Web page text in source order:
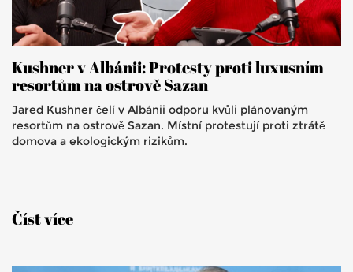
Kushner v Albánii: Protesty proti luxusním
resortům na ostrově Sazan
Jared Kushner čelí v Albánii odporu kvůli plánovaným
resortům na ostrově Sazan. Místní protestují proti ztrátě
domova a ekologickým rizikům.
Číst více